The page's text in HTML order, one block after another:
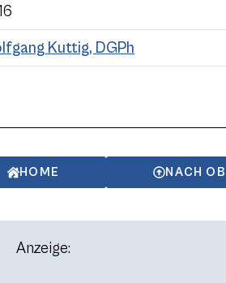
Kuttig, DGPh
HOME NACH
Anzeige: